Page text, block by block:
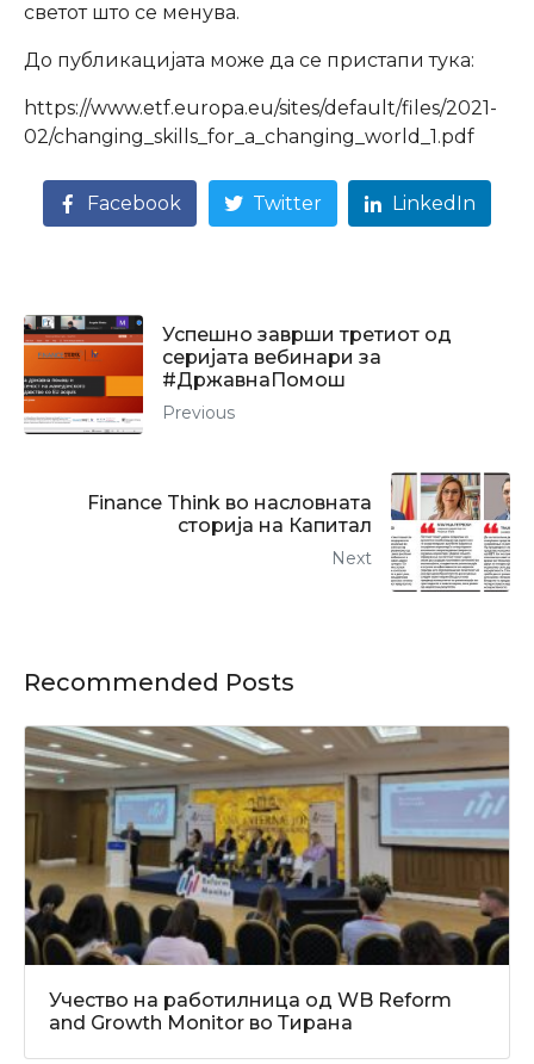
светот што се менува.
До публикацијата може да се пристапи тука:
https://www.etf.europa.eu/sites/default/files/2021-
02/changing_skills_for_a_changing_world_1.pdf
Facebook Twitter LinkedIn
Успешно заврши третиот од
серијата вебинари за
#ДржавнаПомош
Previous
Finance Think во насловната
сторија на Капитал
Next
Recommended Posts
Учество на работилница од WB Reform
and Growth Monitor во Тирана